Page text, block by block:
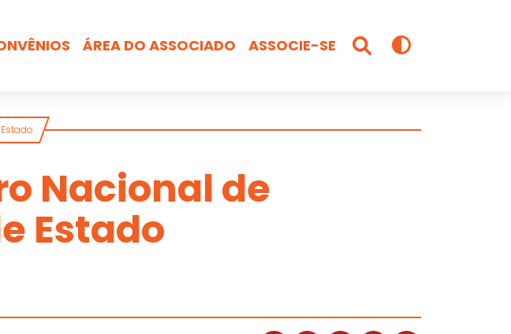
ÁREA DO ASSOCIADO ASSOCIE-SE
Busca
Nacional de
Estado